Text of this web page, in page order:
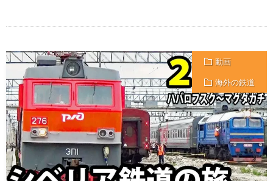
動画
海外の鉄道